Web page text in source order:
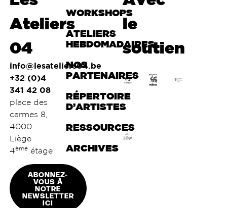
Ateliers
04
info@lesateliers04.be
+32 (0)4
341 42 08
place des
carmes 8,
4000
Liège
4èmeétage
ABONNEZ-
VOUS À
NOTRE
NEWSLETTER
ICI
WORKSHOPS
ATELIERS
HEBDOMADAIRES
NOS
PARTENAIRES
RÉPERTOIRE
D’ARTISTES
RESSOURCES
ARCHIVES
le
soutien